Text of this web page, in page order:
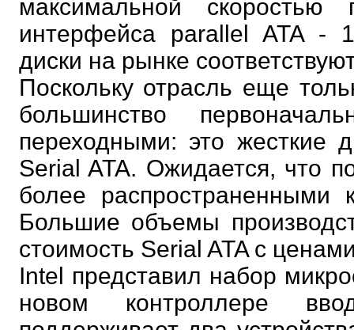
максимальной скоростью
интерфейса parallel ATA -
диски на рынке
Поскольку отрасль еще
большинство
переходными: это жесткие
Serial ATA. Ожидается, что
более
Большие объемы
стоимость Serial ATA с
Intel представил набор
новом контроллере